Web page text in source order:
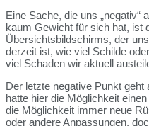
Eine Sache, die uns „negativ“
kaum Gewicht für sich hat, ist
Übersichtsbildschirms, der
derzeit ist, wie viel Schilde
viel Schaden wir aktuell
Der letzte negative Punkt
hatte hier die Möglichkeit
die Möglichkeit immer neue
oder andere Anpassungen,